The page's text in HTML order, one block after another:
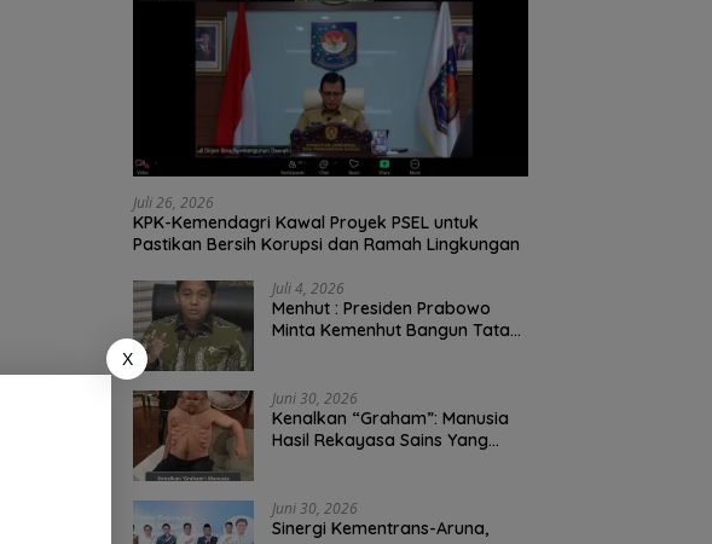
Juli 26, 2026
KPK-Kemendagri Kawal Proyek PSEL untuk
Pastikan Bersih Korupsi dan Ramah Lingkungan
Juli 4, 2026
Menhut : Presiden Prabowo
Minta Kemenhut Bangun Tata
Juni 30, 2026
Kenalkan “Graham”: Manusia
Hasil Rekayasa Sains Yang
Juni 30, 2026
Sinergi Kementrans-Aruna,
X